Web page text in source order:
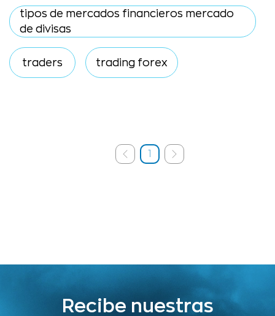
tipos de mercados financieros mercado
de divisas
traders trading forex
1
Recibe nuestras